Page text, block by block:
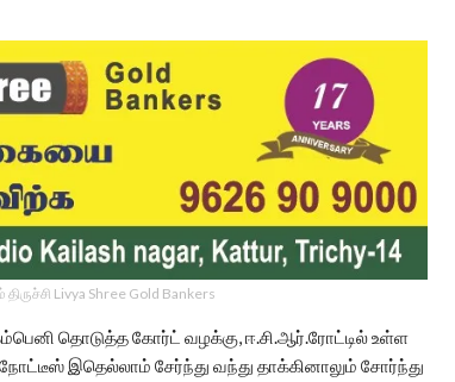
Livya Shree Gold Bankers
தொடுத்த கோர்ட் வழக்கு, ஈ.சி.ஆர்.ரோட்டில் உள்ள
இதெல்லாம் சேர்ந்து வந்து தாக்கினாலும் சோர்ந்து